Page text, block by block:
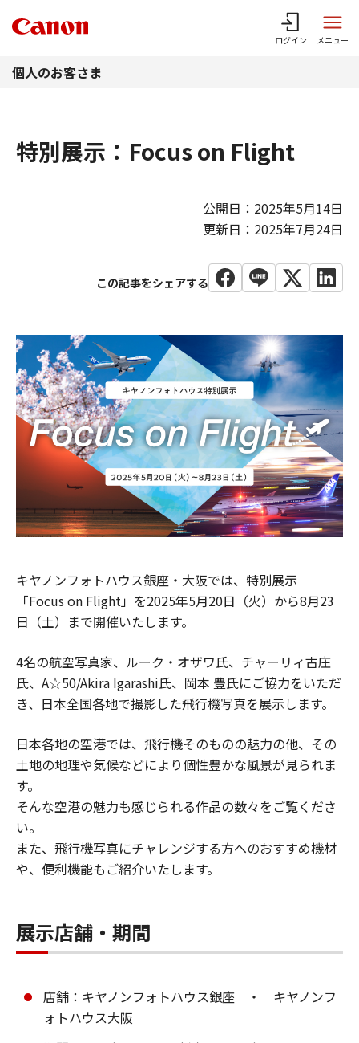
ログイン メニュー
個人のお客さま
特別展示：Focus on Flight
公開日：2025年5月14日
更新日：2025年7月24日
キヤノンフォトハウス銀座・大阪では、特別展示
「Focus on Flight」を2025年5月20日（火）から8月23
日（土）まで開催いたします。
4名の航空写真家、ルーク・オザワ氏、チャーリィ古庄
氏、A☆50/Akira Igarashi氏、岡本 豊氏にご協力をいただ
き、日本全国各地で撮影した飛行機写真を展示します。
日本各地の空港では、飛行機そのものの魅力の他、その
土地の地理や気候などにより個性豊かな風景が見られま
す。
そんな空港の魅力も感じられる作品の数々をご覧くださ
い。
また、飛行機写真にチャレンジする方へのおすすめ機材
や、便利機能もご紹介いたします。
展示店舗・期間
店舗：キヤノンフォトハウス銀座 ・ キヤノンフ
ォトハウス大阪